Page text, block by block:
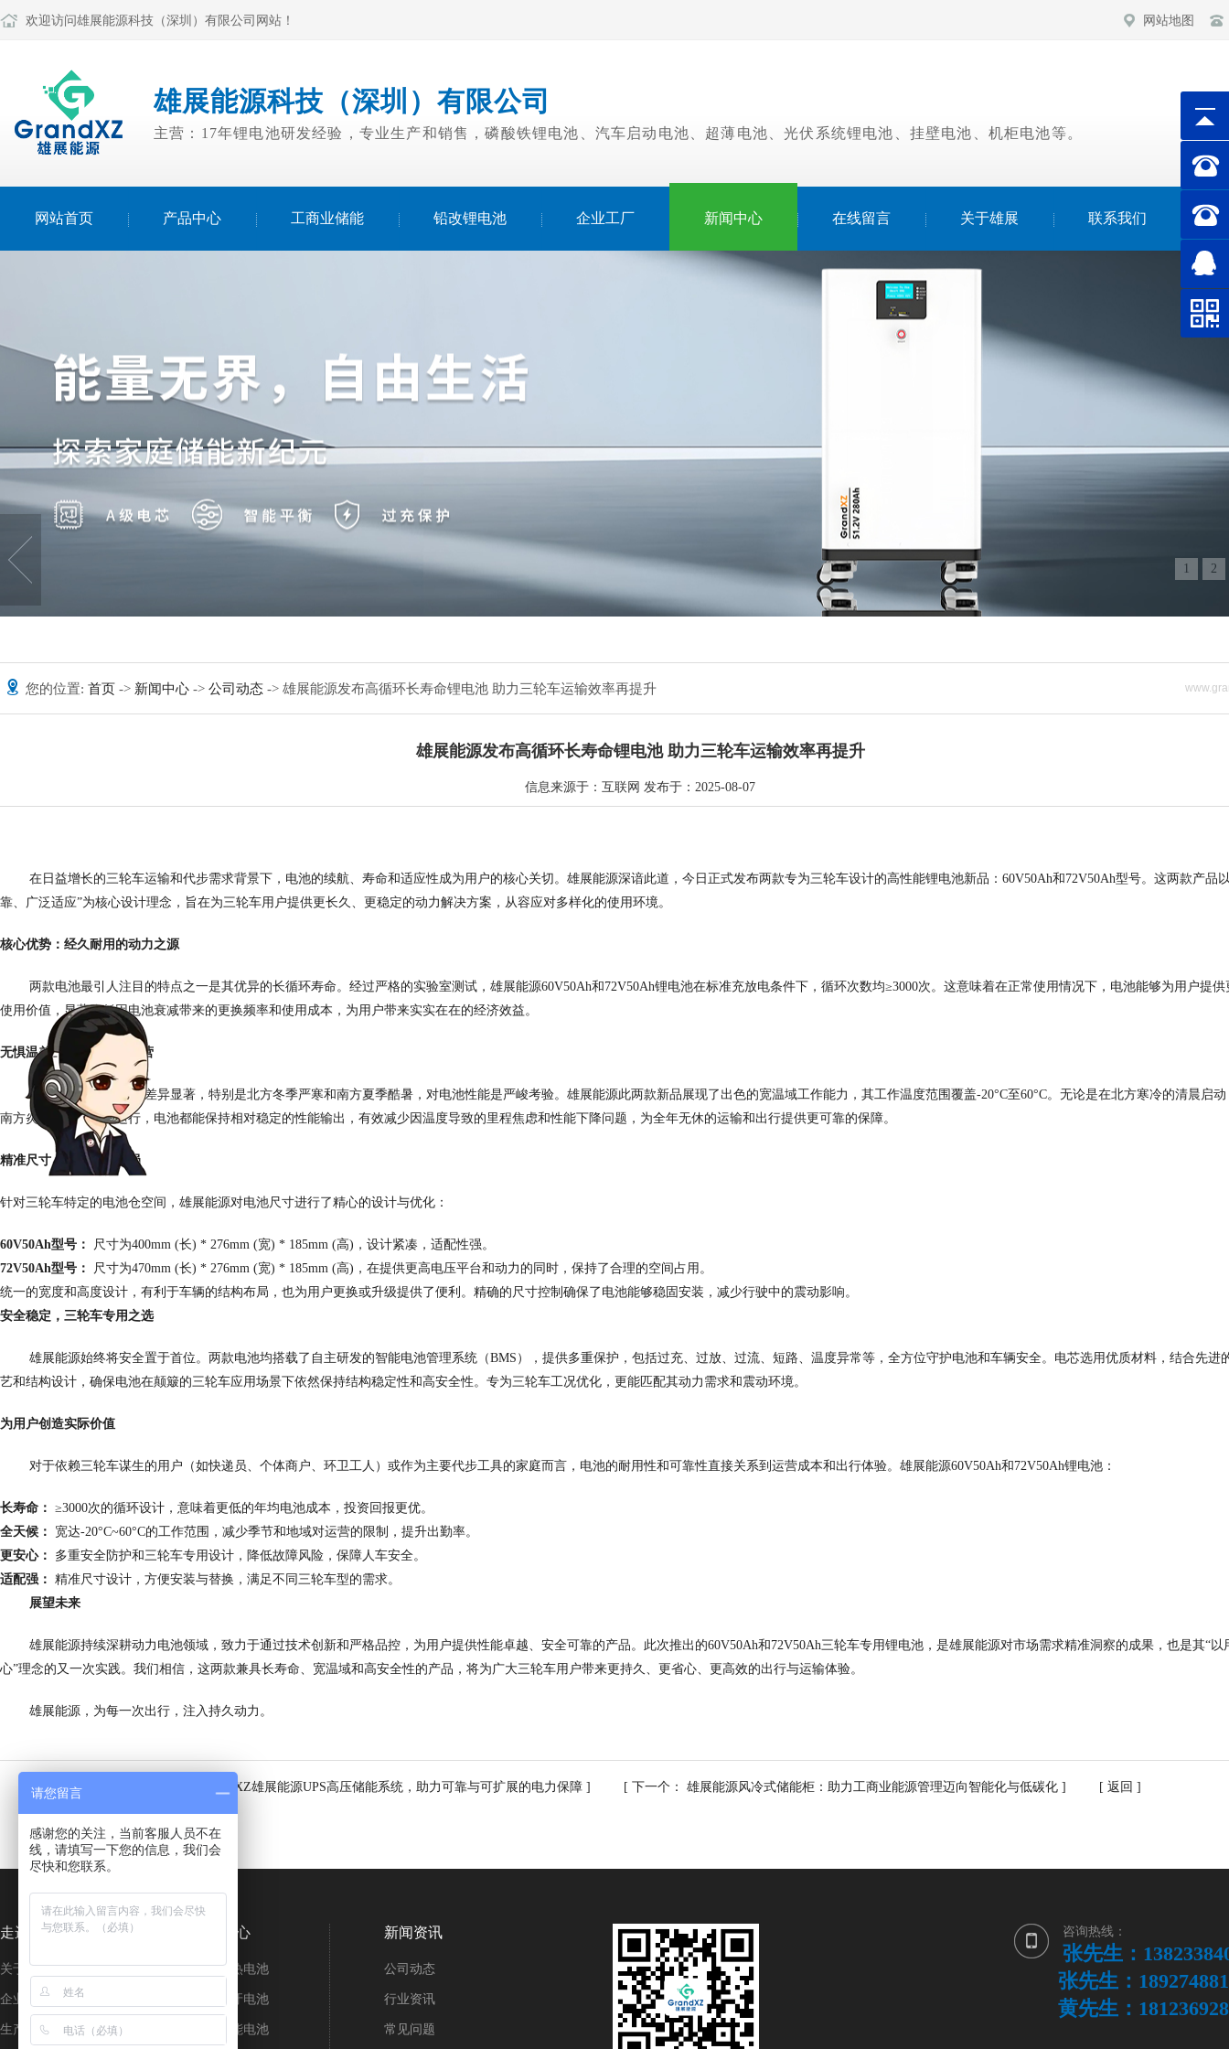
欢迎访问雄展能源科技（深圳）有限公司网站！ 网站地图
雄展能源科技（深圳）有限公司
主营：17年锂电池研发经验，专业生产和销售，磷酸铁锂电池、汽车启动电池、超薄电池、光伏系统锂电池、挂壁电池、机柜电池等。
网站首页 产品中心 工商业储能 铅改锂电池 企业工厂 新闻中心 在线留言 关于雄展 联系我们
1 2
您的位置: 首页 -> 新闻中心 -> 公司动态 -> 雄展能源发布高循环长寿命锂电池 助力三轮车运输效率再提升
雄展能源发布高循环长寿命锂电池 助力三轮车运输效率再提升
信息来源于：互联网 发布于：2025-08-07
在日益增长的三轮车运输和代步需求背景下，电池的续航、寿命和适应性成为用户的核心关切。雄展能源深谙此道，今日正式发布两款专为三轮车设计的高性能锂电池新品： 60V50Ah和 72V50Ah型号。这两款产品
靠、广泛适应”为核心设计理念，旨在为三轮车用户提供更长久、更稳定的动力解决方案，从容应对多样化的使用环境。
核心优势：经久耐用的动力之源
两款电池最引人注目的特点之一是其优异的长循环寿命。经过严格的实验室测试，雄展能源60V50Ah和 72V50Ah锂电池在标准充放电条件下，循环次数均≥3000次。这意味着在正常使用情况下，电池能够为用户提供
使用价值，显著降低因电池衰减带来的更换频率和使用成本，为用户带来实实在在的经济效益。
无惧温差，全天候保障运营
中国地域广阔，气候差异显著，特别是北方冬季严寒和南方夏季酷暑，对电池性能是严峻考验。雄展能源此两款新品展现了出色的宽温域工作能力，其工作温度范围覆盖-20°C至60°C。无论是在北方寒冷的清晨启
南方炎热的午后持续运行，电池都能保持相对稳定的性能输出，有效减少因温度导致的里程焦虑和性能下降问题，为全年无休的运输和出行提供更可靠的保障。
精准尺寸，优化空间布局
针对三轮车特定的电池仓空间，雄展能源对电池尺寸进行了精心的设计与优化：
60V50Ah型号： 尺寸为400mm (长) * 276mm (宽) * 185mm (高) ，设计紧凑，适配性强。
72V50Ah型号： 尺寸为470mm (长) * 276mm (宽) * 185mm (高) ，在提供更高电压平台和动力的同时，保持了合理的空间占用。
统一的宽度和高度设计，有利于车辆的结构布局，也为用户更换或升级提供了便利。精确的尺寸控制确保了电池能够稳固安装，减少行驶中的震动影响。
安全稳定，三轮车专用之选
雄展能源始终将安全置于首位。两款电池均搭载了自主研发的智能电池管理系统（BMS ），提供多重保护，包括过充、过放、过流、短路、温度异常等，全方位守护电池和车辆安全。电芯选用优质材料，结合先进
艺和结构设计，确保电池在颠簸的三轮车应用场景下依然保持结构稳定性和高安全性。专为三轮车工况优化，更能匹配其动力需求和震动环境。
为用户创造实际价值
对于依赖三轮车谋生的用户（如快递员、个体商户、环卫工人）或作为主要代步工具的家庭而言，电池的耐用性和可靠性直接关系到运营成本和出行体验。雄展能源60V50Ah和 72V50Ah锂电池：
长寿命： ≥3000次的循环设计，意味着更低的年均电池成本，投资回报更优。
全天候：
宽达-20°C~60°C的工作范围，减少季节和地域对运营的限制，提升出勤率。
更安心：
多重安全防护和三轮车专用设计，降低故障风险，保障人车安全。
适配强： 精准尺寸设计，方便安装与替换，满足不同三轮车型的需求。
展望未来
雄展能源持续深耕动力电池领域，致力于通过技术创新和严格品控，为用户提供性能卓越、安全可靠的产品。此次推出的60V50Ah和 72V50Ah三轮车专用锂电池，是雄展能源对市场需求精准洞察的成果，也是其“以
心”理念的又一次实践。我们相信，这两款兼具长寿命、宽温域和高安全性的产品，将为广大三轮车用户带来更持久、更省心、更高效的出行与运输体验。
雄展能源，为每一次出行，注入持久动力。
GrandXZ雄展能源UPS高压储能系统，助力可靠与可扩展的电力保障 ] [ 下一个： 雄展能源风冷式储能柜：助力工商业能源管理迈向智能化与低碳化 ] [ 返回 ]
走进雄展
关于我们
企业工厂
生产车间
产品中心
铁锂加热电池
铁锂蓝牙电池
家庭储能电池
新闻资讯
公司动态
行业资讯
常见问题
咨询热线：
张先生：
张先生：
黄先生：
请您留言
感谢您的关注，当前客服人员不在
线，请填写一下您的信息，我们会
尽快和您联系。